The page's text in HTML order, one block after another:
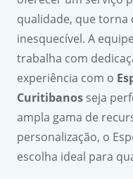
qualidade, que torna
inesquecível. A
trabalha com
experiência com o
Curitibanos seja
ampla gama de
personalização, o
escolha ideal para